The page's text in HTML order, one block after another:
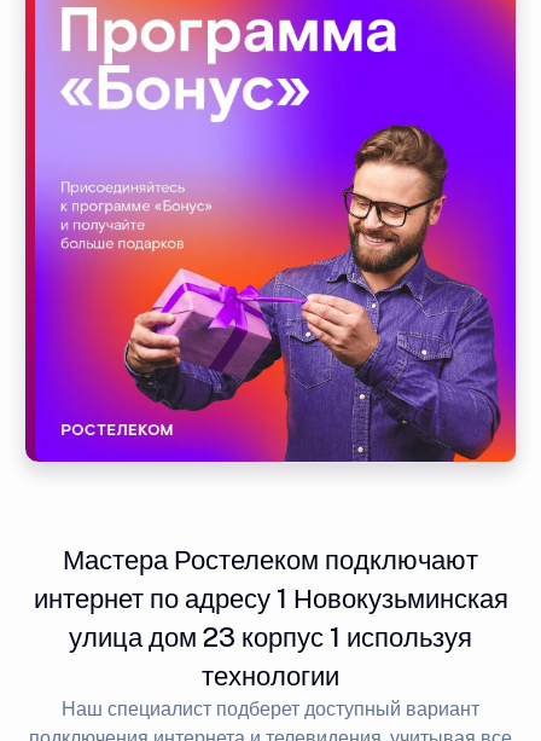
Мастера Ростелеком подключают
интернет по адресу 1 Новокузьминская
улица дом 23 корпус 1 используя
технологии
Наш специалист подберет доступный вариант